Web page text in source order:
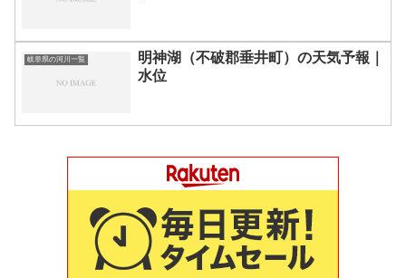
岐阜県の河川一覧
明神湖（不破郡垂井町）の天気予報｜
水位